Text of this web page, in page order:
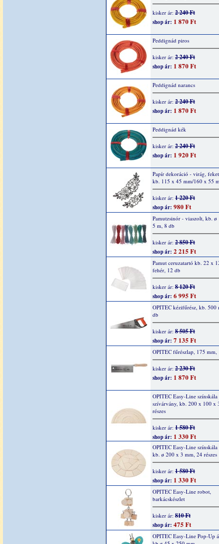
kisker ár: 2 240 Ft
shop ár: 1 870 Ft
Peddignád piros
kisker ár: 2 240 Ft
shop ár: 1 870 Ft
Peddignád narancs
kisker ár: 2 240 Ft
shop ár: 1 870 Ft
Peddignád kék
kisker ár: 2 240 Ft
shop ár: 1 920 Ft
Papír dekoráció - virág,
kb. 115 x 45 mm/160 x 55
kisker ár: 1 220 Ft
shop ár: 980 Ft
Pamutzsinór - viaszolt, kb.
5 m, 8 db
kisker ár: 2 850 Ft
shop ár: 2 215 Ft
Pamut ceruzatartó kb. 22 x
fehér, 12 db
kisker ár: 8 120 Ft
shop ár: 6 995 Ft
OPITEC kézifűrész, kb. 500
db
kisker ár: 8 505 Ft
shop ár: 7 135 Ft
OPITEC fűrészlap, 175 mm,
kisker ár: 2 230 Ft
shop ár: 1 870 Ft
OPITEC Easy-Line színskála
szívárvány, kb. 200 x 100 x
részes
kisker ár: 1 580 Ft
shop ár: 1 330 Ft
OPITEC Easy-Line
kb. ø 200 x 3 mm, 24 részes
kisker ár: 1 580 Ft
shop ár: 1 330 Ft
OPITEC Easy-Line robot,
barkácskészlet
kisker ár: 810 Ft
shop ár: 475 Ft
OPITEC Easy-Line Pop-Up